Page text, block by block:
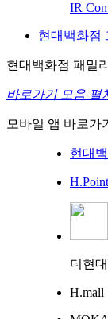
IR
현대백화점
현대백화점 패밀
바로가기 모음 펼
모바일 앱 바로가기
현대
H.Point
더현
H.mall